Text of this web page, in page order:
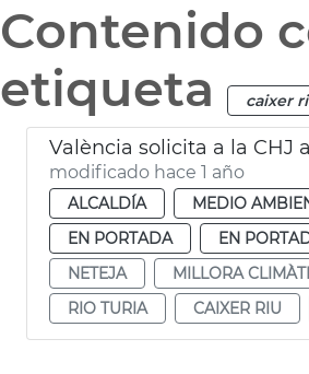
Contenido
etiqueta
caixer
València solicita a la CHJ
modificado hace 1 año
ALCALDÍA MEDIO
EN PORTADA
EN
NETEJA
MILLORA
RIO TURIA
CAIXER RIU